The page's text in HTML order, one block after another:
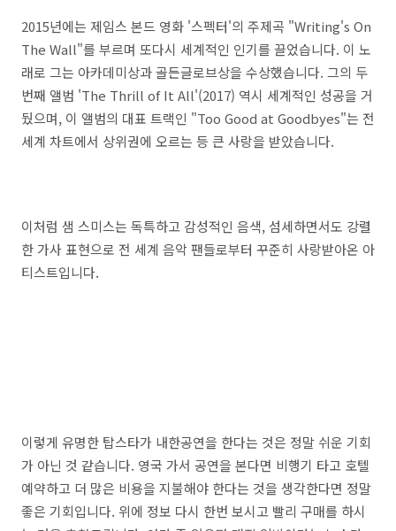
2015년에는 제임스 본드 영화 '스펙터'의 주제곡 "Writing's On
The Wall"를 부르며 또다시 세계적인 인기를 끌었습니다. 이 노
래로 그는 아카데미상과 골든글로브상을 수상했습니다. 그의 두
번째 앨범 'The Thrill of It All'(2017) 역시 세계적인 성공을 거
뒀으며, 이 앨범의 대표 트랙인 "Too Good at Goodbyes"는 전
세계 차트에서 상위권에 오르는 등 큰 사랑을 받았습니다.
이처럼 샘 스미스는 독특하고 감성적인 음색, 섬세하면서도 강렬
한 가사 표현으로 전 세계 음악 팬들로부터 꾸준히 사랑받아온 아
티스트입니다.
이렇게 유명한 탑스타가 내한공연을 한다는 것은 정말 쉬운 기회
가 아닌 것 같습니다. 영국 가서 공연을 본다면 비행기 타고 호텔
예약하고 더 많은 비용을 지불해야 한다는 것을 생각한다면 정말
좋은 기회입니다. 위에 정보 다시 한번 보시고 빨리 구매를 하시